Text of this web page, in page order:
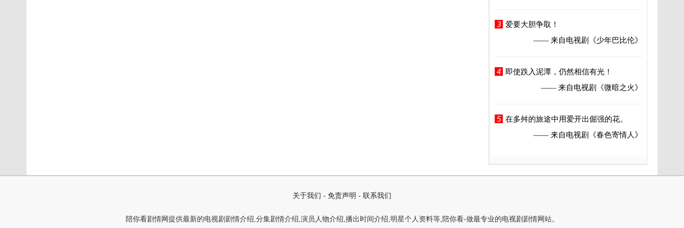
3
爱要大胆争取！
—— 来自电视剧
《少年巴比伦》
4
即使跌入泥潭，仍然相信有光！
—— 来自电视剧
《微暗之火》
5 在多舛的旅途中用爱开出倔强的花。
—— 来自电视剧
《春色寄情人》
关于我们 - 免责声明 - 联系我们
陪你看剧情网提供最新的电视剧剧情介绍,分集剧情介绍,演员人物介绍,播出时间介绍,明星个人资料等,陪你看-做最专业的电视剧剧情网站。